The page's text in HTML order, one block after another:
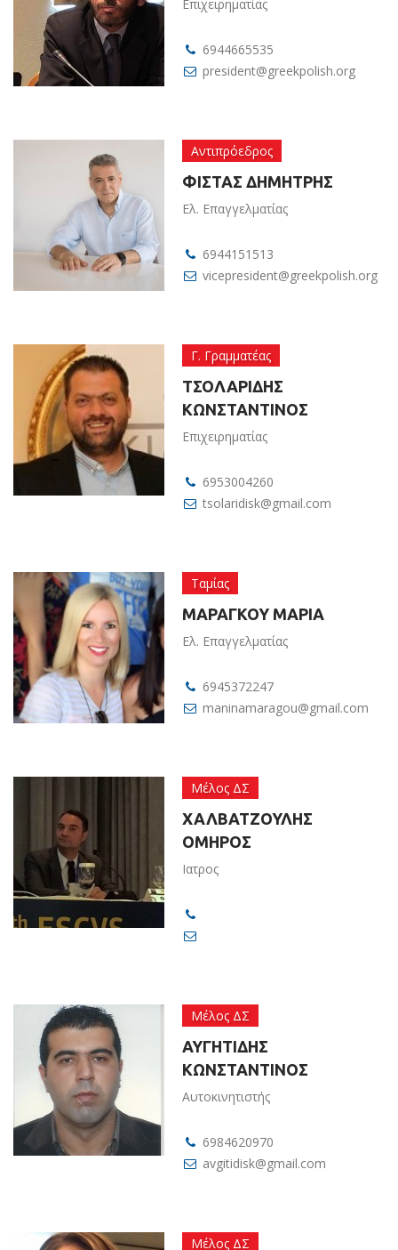
Επιχειρηματίας
6944665535
president@greekpolish.org
Αντιπρόεδρος
ΦΙΣΤΑΣ ΔΗΜΗΤΡΗΣ
Ελ. Επαγγελματίας
6944151513
vicepresident@greekpolish.org
Γ. Γραμματέας
ΤΣΟΛΑΡΙΔΗΣ
ΚΩΝΣΤΑΝΤΙΝΟΣ
Επιχειρηματίας
6953004260
tsolaridisk@gmail.com
Ταμίας
ΜΑΡΑΓΚΟΥ ΜΑΡΙΑ
Ελ. Επαγγελματίας
6945372247
maninamaragou@gmail.com
Μέλος ΔΣ
ΧΑΛΒΑΤΖΟΥΛΗΣ
ΟΜΗΡΟΣ
Ιατρος
Μέλος ΔΣ
ΑΥΓΗΤΙΔΗΣ
ΚΩΝΣΤΑΝΤΙΝΟΣ
Αυτοκινητιστής
6984620970
avgitidisk@gmail.com
Μέλος ΔΣ